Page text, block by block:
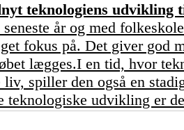
teknologiens
seneste år og med
fokus på. Det giver god
lægges.I en tid, hvor
liv, spiller den også en
teknologiske udvikling er